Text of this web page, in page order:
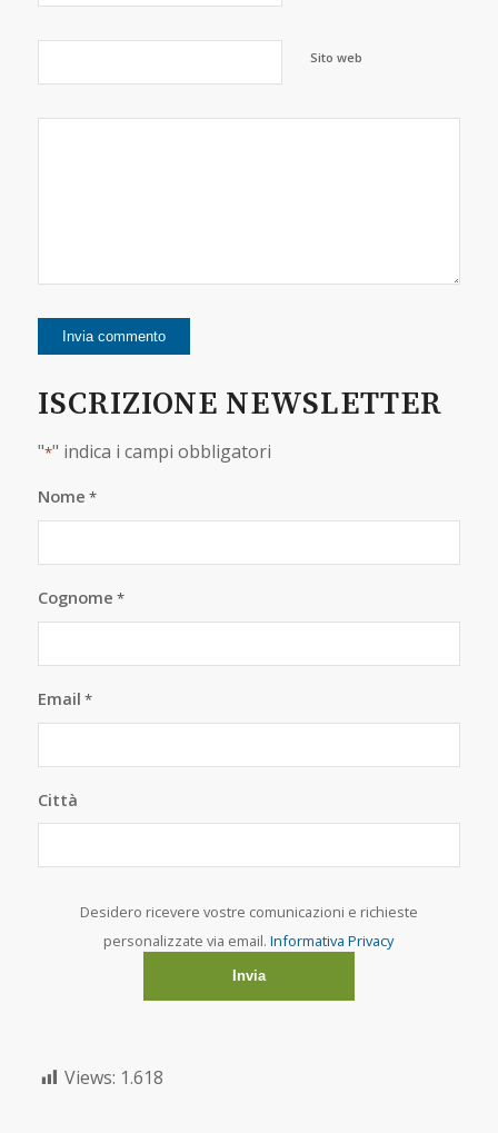
Sito web
ISCRIZIONE NEWSLETTER
"*" indica i campi obbligatori
Nome *
Cognome *
Email *
Città
Desidero ricevere vostre comunicazioni e richieste
personalizzate via email.Informativa Privacy
Views: 1.618